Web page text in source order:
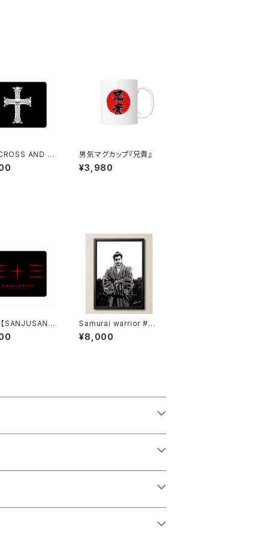
AND S
ウスパッド】弐
男気マグカップ『兄貴』
¥3,980
SANJUSAN】
ド・弐
Samurai warrior #22
（複製原画・直筆サイ
ン入り）
¥8,000